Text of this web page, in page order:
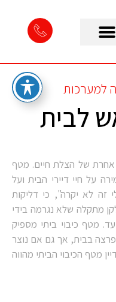
למערכות
לבית
אחרת של הצלת חיים. מטף
על חיי דיירי הבית ועל
זה לא יקרה", כי דליקות
מתקלה שלא נגרמה בידי
מטף כיבוי ביתי מספיק
בבית, אך גם אם נוצר
מטף הכיבוי הביתי מהווה